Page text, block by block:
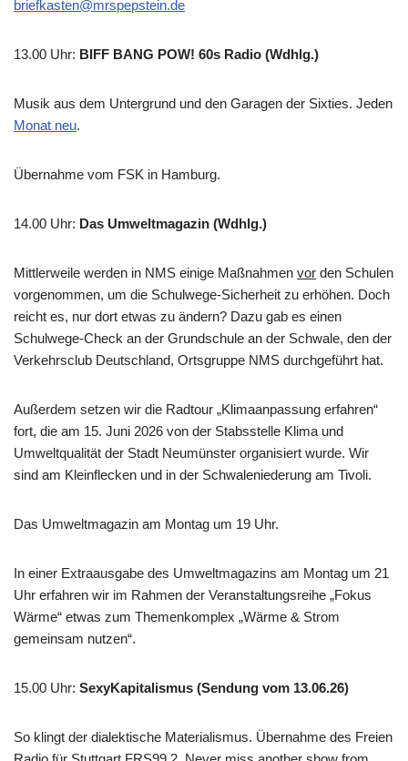
briefkasten@mrspepstein.de
13.00 Uhr: BIFF BANG POW! 60s Radio (Wdhlg.)
Musik aus dem Untergrund und den Garagen der Sixties. Jeden
Monat neu.
Übernahme vom FSK in Hamburg.
14.00 Uhr: Das Umweltmagazin (Wdhlg.)
Mittlerweile werden in NMS einige Maßnahmen vor den Schulen
vorgenommen, um die Schulwege-Sicherheit zu erhöhen. Doch
reicht es, nur dort etwas zu ändern? Dazu gab es einen
Schulwege-Check an der Grundschule an der Schwale, den der
Verkehrsclub Deutschland, Ortsgruppe NMS durchgeführt hat.
Außerdem setzen wir die Radtour „Klimaanpassung erfahren“
fort, die am 15. Juni 2026 von der Stabsstelle Klima und
Umweltqualität der Stadt Neumünster organisiert wurde. Wir
sind am Kleinflecken und in der Schwaleniederung am Tivoli.
Das Umweltmagazin am Montag um 19 Uhr.
In einer Extraausgabe des Umweltmagazins am Montag um 21
Uhr erfahren wir im Rahmen der Veranstaltungsreihe „Fokus
Wärme“ etwas zum Themenkomplex „Wärme & Strom
gemeinsam nutzen“.
15.00 Uhr: SexyKapitalismus (Sendung vom 13.06.26)
So klingt der dialektische Materialismus. Übernahme des Freien